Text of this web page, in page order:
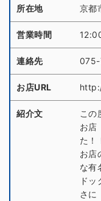
所在地 京都
営業時間
連絡先
お店URL
紹介文
この
お店
た！
お店
な有
ド
さに